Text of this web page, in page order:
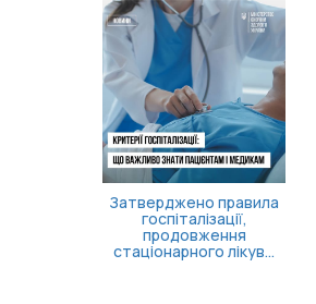
Затверджено правила
госпіталізації,
продовження
стаціонарного лікув...